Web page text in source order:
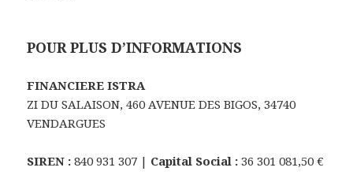
POUR PLUS D’INFORMATIONS
FINANCIERE ISTRA
ZI DU SALAISON, 460 AVENUE DES BIGOS, 34740
VENDARGUES
SIREN : 840 931 307 | Capital Social : 36 301 081,50 €